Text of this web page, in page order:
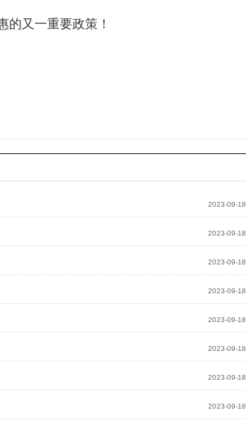
的又一重要政策！
2023-09-18
2023-09-18
2023-09-18
2023-09-18
2023-09-18
2023-09-18
2023-09-18
2023-09-18